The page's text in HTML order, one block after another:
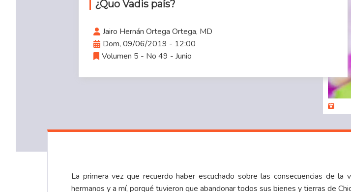
¿Quo Vadis país?
Jairo Hernán Ortega Ortega, MD
Dom, 09/06/2019 - 12:00
Volumen 5 - No 49 - Junio
La primera vez que recuerdo haber escuchado sobre las consecuencias de
hermanos y a mí, porqué tuvieron que abandonar todos sus bienes y tierras de